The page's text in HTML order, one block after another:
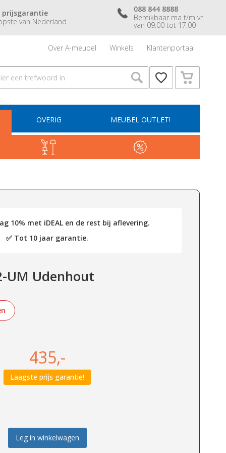
prijsgarantie
van Nederland
088 844 8888
Bereikbaar ma t/m vr
van 09:00 tot 17:00
Over A-meubel Winkels Klantenportaal
OVERIG MEUBEL OUTLET!
10% met iDEAL en de rest bij aflevering.
✅ Tot 10 jaar garantie.
UM Udenhout
435,-
Laagste prijs garantie!
Leg in winkelwagen